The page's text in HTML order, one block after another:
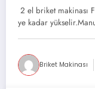
2 el briket makinası
ye kadar
Briket Makinası